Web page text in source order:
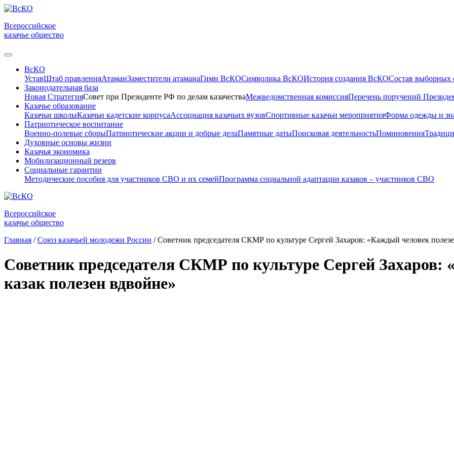
Всероссийское
казачье общество
ВсКО
УставШтаб правленияАтаманЗаместители атаманаГимн ВсКОСимволика ВсКОИстория создания ВсКОСостав выборных
Законодательная база
Новая СтратегияСовет при Президенте РФ по делам казачестваМежведомственная комиссияПеречень поручений
Казачье образование
Казачьи школыКазачьи кадетские корпусаАссоциация казачьих вузовСпортивные казачьи мероприятияФорма одежды и
Патриотическое воспитание
Военно-полевые сборыПатриотические акции и добрые делаПамятные датыПоисковая деятельностьПоминовения
Духовные основы жизни
Казачья экономика
Мобилизационный резерв
Социальные гарантии
Методические пособия для участников СВО и их семейПрограмма социальной адаптации казаков – участников СВО
Всероссийское
казачье общество
Главная / Союз казачьей молодежи России / Советник председателя СКМР по культуре Сергей Захаров: «Каждый человек
Советник председателя СКМР по культуре Сергей Захаров:
казак полезен вдвойне»